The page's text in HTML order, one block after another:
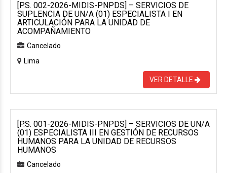
[P.S. 002-2026-MIDIS-PNPDS] – SERVICIOS DE
SUPLENCIA DE UN/A (01) ESPECIALISTA I EN
ARTICULACIÓN PARA LA UNIDAD DE
ACOMPAÑAMIENTO
Cancelado
Lima
VER DETALLE
[P.S. 001-2026-MIDIS-PNPDS] – SERVICIOS DE UN/A
(01) ESPECIALISTA III EN GESTIÓN DE RECURSOS
HUMANOS PARA LA UNIDAD DE RECURSOS
HUMANOS
Cancelado